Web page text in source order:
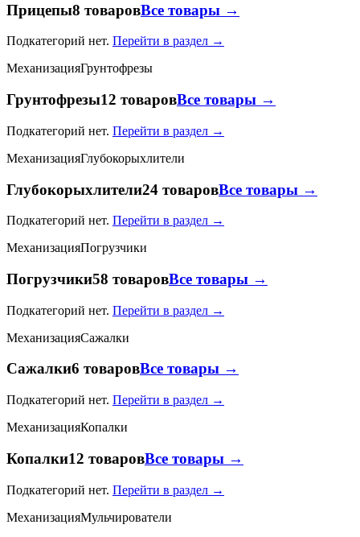
Прицепы8 товаровВсе товары →
Подкатегорий нет. Перейти в раздел →
МеханизацияГрунтофрезы
Грунтофрезы12 товаровВсе товары →
Подкатегорий нет. Перейти в раздел →
МеханизацияГлубокорыхлители
Глубокорыхлители24 товаровВсе товары →
Подкатегорий нет. Перейти в раздел →
МеханизацияПогрузчики
Погрузчики58 товаровВсе товары →
Подкатегорий нет. Перейти в раздел →
МеханизацияСажалки
Сажалки6 товаровВсе товары →
Подкатегорий нет. Перейти в раздел →
МеханизацияКопалки
Копалки12 товаровВсе товары →
Подкатегорий нет. Перейти в раздел →
МеханизацияМульчирователи